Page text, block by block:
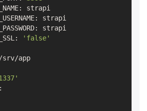
strapi
strapi
strapi
'false'
srv/app